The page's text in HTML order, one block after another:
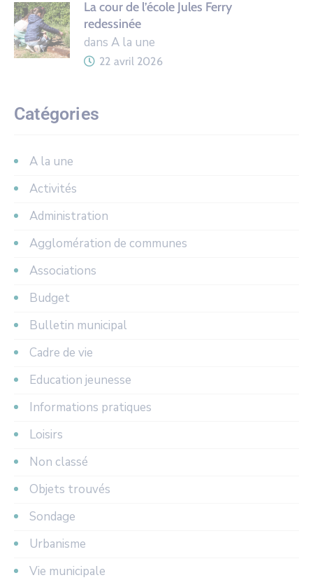
La cour de l’école Jules Ferry
redessinée
dans A la une
22 avril 2026
Catégories
A la une
Activités
Administration
Agglomération de communes
Associations
Budget
Bulletin municipal
Cadre de vie
Education jeunesse
Informations pratiques
Loisirs
Non classé
Objets trouvés
Sondage
Urbanisme
Vie municipale